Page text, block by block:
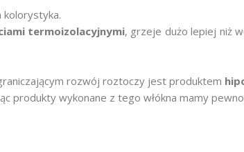
termoizolacyjnymi, grzeje dużo lepiej niż
rozwój roztoczy jest produktem
produkty wykonane z tego włókna mamy